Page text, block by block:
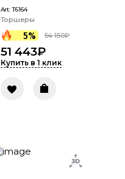
Art:T6164
Торшеры
5% 54 150₽
51 443₽
Купить в 1 клик